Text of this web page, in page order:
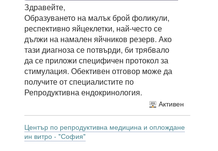
Здравейте,
Образуването на малък брой фоликули,
респективно яйцеклетки, най-често се
дължи на намален яйчников резерв. Ако
тази диагноза се потвърди, би трябвало
да се приложи специфичен протокол за
стимулация. Обективен отговор може да
получите от специалистите по
Репродуктивна ендокринология.
Активен
Център по репродуктивна медицина и оплождане
ин витро - "София"